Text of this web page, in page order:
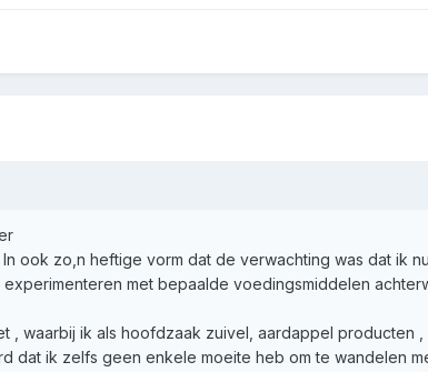
ook zo,n heftige vorm dat de verwachting was dat ik
met bepaalde voedingsmiddelen
, waarbij ik als hoofdzaak zuivel, aardappel producten
dat ik zelfs geen enkele moeite heb om te wandelen